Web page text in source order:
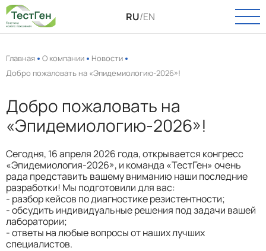
О нас
Новости
Вакансии
Онкология
Инфекции
Пренатальная диагностика
Выделение РНК и ДНК
ПАСПОРТ КАЧЕСТВА
УСЛУГИ
ТЕХПОДДЕРЖКА
КОНТАКТЫ
RU/EN
Главная О компании
Новости
Добро пожаловать на «Эпидемиологию‑2026»!
Добро пожаловать на
«Эпидемиологию‑2026»!
Сегодня, 16 апреля 2026 года, открывается конгресс
«Эпидемиология‑2026», и команда «ТестГен» очень
рада представить вашему вниманию наши последние
разработки! Мы подготовили для вас:
- разбор кейсов по диагностике резистентности;
- обсудить индивидуальные решения под задачи вашей
лаборатории;
- ответы на любые вопросы от наших лучших
специалистов.